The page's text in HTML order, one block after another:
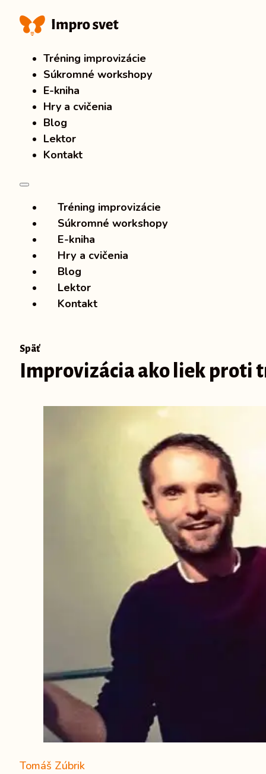
Tréning improvizácie
Súkromné workshopy
E-kniha
Hry a cvičenia
Blog
Lektor
Kontakt
Tréning improvizácie
Súkromné workshopy
E-kniha
Hry a cvičenia
Blog
Lektor
Kontakt
Späť
Improvizácia ako liek proti
Tomáš Zúbrik